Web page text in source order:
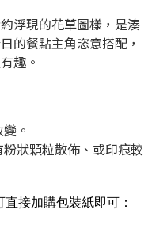
浮現的花草圖樣，是湊
的餐點主角恣意搭配，
趣。
。
狀顆粒散佈、或印痕較
接加購包裝紙即可：